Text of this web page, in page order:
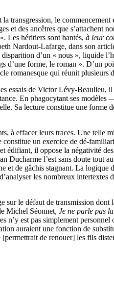
la transgression, le
et des ancêtres que s’attachent
Les héritiers sont hantés, à leur
Nardout-Lafarge, dans son
d’un « nous », liquide
d’une forme, le roman ». D’un
romanesque qui réunit plusieurs
essais de Victor Lévy-Beaulieu,
En phagocytant ses
Sa lecture constitue une forme
à effacer leurs traces. Une telle
un exercice de dé-
édifiant, il oppose la négativité
Ducharme l’est sans doute tout
et de gâchis stagnant. La logique
les nombreux
le défaut de transmission dont
Michel Séonnet, Je ne parle pas
n’y est pas simplement
auraient une fonction de
de renouer] les fils